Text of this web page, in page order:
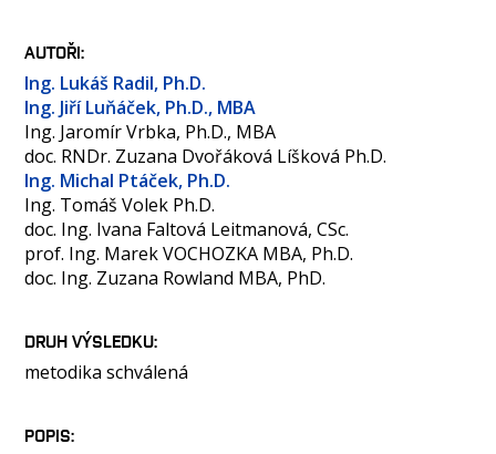
LABORATOŘE
MÉDIA
KONFERENCE A SOUTĚŽE
KONTAKT
AUTOŘI
Ing. Lukáš Radil, Ph.D.
Ing. Jiří Luňáček, Ph.D., MBA
Ing. Jaromír Vrbka, Ph.D., MBA
doc. RNDr. Zuzana Dvořáková Líšková Ph.D.
Ing. Michal Ptáček, Ph.D.
Ing. Tomáš Volek Ph.D.
doc. Ing. Ivana Faltová Leitmanová, CSc.
prof. Ing. Marek VOCHOZKA MBA, Ph.D.
doc. Ing. Zuzana Rowland MBA, PhD.
DRUH VÝSLEDKU
metodika schválená
POPIS